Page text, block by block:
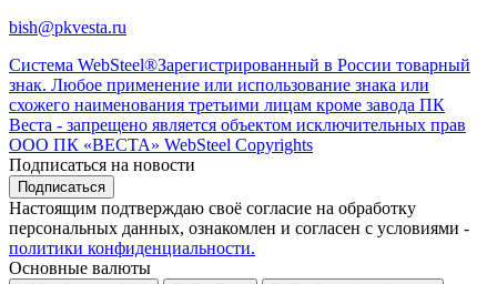
bish@pkvesta.ru
Cистема WebSteel®Зарегистрированный в России товарный
знак. Любое применение или использование знака или
схожего наименования третьими лицам кроме завода ПК
Веста - запрещено является объектом исключительных прав
ООО ПК «ВЕСТА» WebSteel Copyrights
Подписаться на новости
Подписаться
Настоящим подтверждаю своё согласие на обработку
персональных данных, ознакомлен и согласен с условиями -
политики конфиденциальности.
Основные валюты